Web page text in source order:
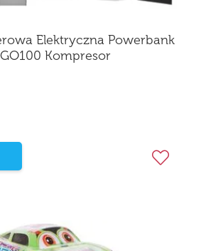
Elektryczna Powerbank
Kompresor